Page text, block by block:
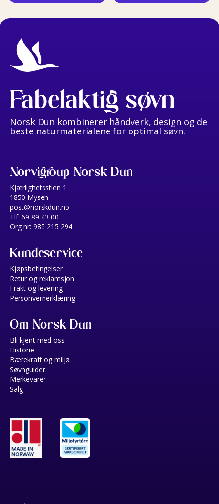
Fabelaktig søvn
Norsk Dun kombinerer håndverk, design og de
beste naturmaterialene for optimal søvn.
Norvigroup Norsk Dun
Kjærlighetsstien 1
1850 Mysen
post@norskdun.no
Tlf: 69 89 43 00
Org nr: 985 215 294
Kundeservice
Kjøpsbetingelser
Retur og reklamsjon
Frakt og levering
Personvernerklæring
Om Norsk Dun
Bli kjent med oss
Historie
Bærekraft og miljø
Søvnguider
Merkevarer
Salg